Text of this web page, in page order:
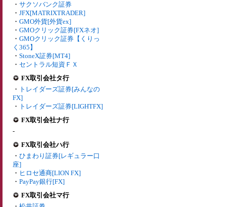
・ サクソバンク証券
・ JFX[MATRIXTRADER]
・ GMO外貨[外貨ex]
・ GMOクリック証券[FXネオ]
・ GMOクリック証券【くりっ
く365】
・ StoneX証券[MT4]
・ セントラル短資ＦＸ
FX取引会社タ行
・ トレイダーズ証券[みんなの
FX]
・ トレイダーズ証券[LIGHTFX]
FX取引会社ナ行
-
FX取引会社ハ行
・ ひまわり証券[レギュラー口
座]
・ ヒロセ通商[LION FX]
・ PayPay銀行[FX]
FX取引会社マ行